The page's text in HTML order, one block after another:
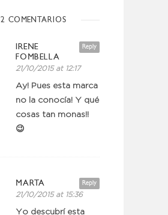
2 COMENTARIOS
Reply
IRENE
FOMBELLA
21/10/2015 at 12:17
Ay! Pues esta marca
no la conocía! Y qué
cosas tan monas!!
😉
Reply
MARTA
21/10/2015 at 15:36
Yo descubrí esta